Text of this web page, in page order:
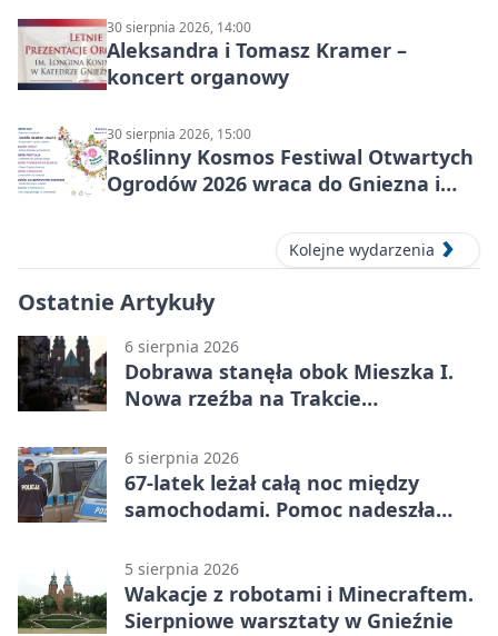
30 sierpnia 2026, 14:00
Aleksandra i Tomasz Kramer –
koncert organowy
30 sierpnia 2026, 15:00
Roślinny Kosmos Festiwal Otwartych
Ogrodów 2026 wraca do Gniezna i
Kolejne wydarzenia
Ostatnie Artykuły
6 sierpnia 2026
Dobrawa stanęła obok Mieszka I.
Nowa rzeźba na Trakcie
6 sierpnia 2026
67-latek leżał całą noc między
samochodami. Pomoc nadeszła
5 sierpnia 2026
Wakacje z robotami i Minecraftem.
Sierpniowe warsztaty w Gnieźnie